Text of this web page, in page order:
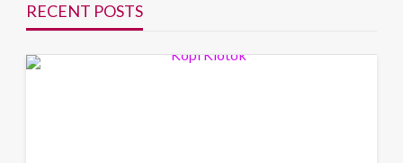
RECENT POSTS